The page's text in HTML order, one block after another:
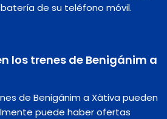
de su teléfono móvil.
los trenes de Benigánim a
de Benigánim a Xàtiva pueden
puede haber ofertas